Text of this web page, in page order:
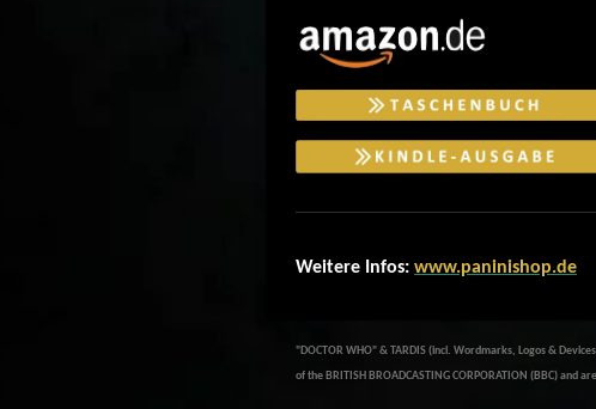
Weitere Infos: www.paninishop.de
"DOCTOR WHO" & TARDIS (incl. Wordmarks, Logos &
of the BRITISH BROADCASTING CORPORATION (BBC) and